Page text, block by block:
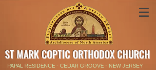
ST MARK COPTIC ORTHODOX CHURCH
PAPAL RESIDENCE - CEDAR GROOVE - NEW JERSEY